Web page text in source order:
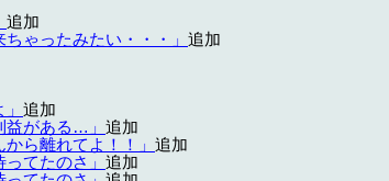
追加
ゃったみたい・・・」 追加
追加
益がある…」 追加
ら離れてよ！！」 追加
てたのさ」 追加